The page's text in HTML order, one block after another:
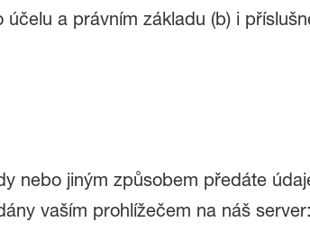
a právním základu (b) i
nebo jiným způsobem předáte
vaším prohlížečem na náš server: